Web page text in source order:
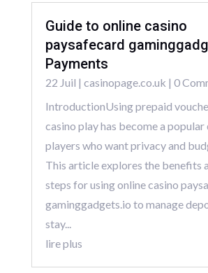
Guide to online casino
paysafecard
Payments
22 Juil | casinopage.co.uk | 0
IntroductionUsing prepaid
casino play has become a
players who want privacy and
This article explores the benefits
steps for using online casino
gaminggadgets.io to manage
stay...
lire plus